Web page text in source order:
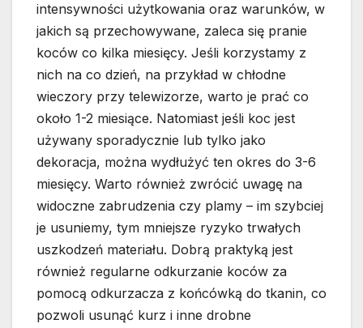
intensywności użytkowania oraz warunków, w
jakich są przechowywane, zaleca się pranie
koców co kilka miesięcy. Jeśli korzystamy z
nich na co dzień, na przykład w chłodne
wieczory przy telewizorze, warto je prać co
około 1-2 miesiące. Natomiast jeśli koc jest
używany sporadycznie lub tylko jako
dekoracja, można wydłużyć ten okres do 3-6
miesięcy. Warto również zwrócić uwagę na
widoczne zabrudzenia czy plamy – im szybciej
je usuniemy, tym mniejsze ryzyko trwałych
uszkodzeń materiału. Dobrą praktyką jest
również regularne odkurzanie koców za
pomocą odkurzacza z końcówką do tkanin, co
pozwoli usunąć kurz i inne drobne